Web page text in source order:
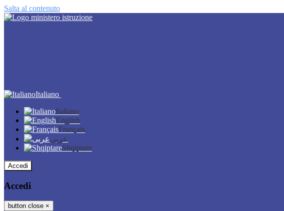
Salta al contenuto
Italiano
Italiano
English
Français
عربى
Shqiptare
Accedi
Accedi
button close ×